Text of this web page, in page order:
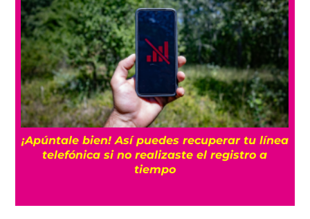
¡Apúntale bien! Así puedes recuperar tu línea
telefónica si no realizaste el registro a
tiempo